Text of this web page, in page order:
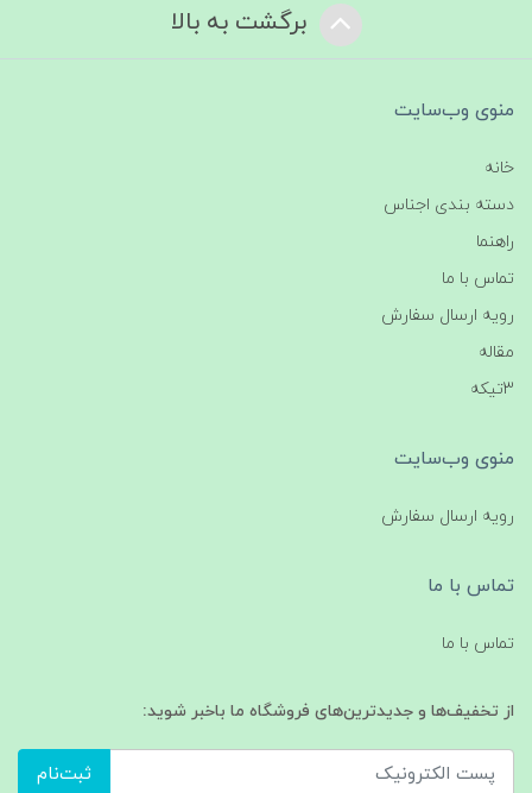
برگشت به بالا
منوی وب‌سایت
خانه
دسته بندی اجناس
راهنما
تماس با ما
رویه ارسال سفارش
مقاله
3تیکه
منوی وب‌سایت
رویه ارسال سفارش
تماس با ما
تماس با ما
از تخفیف‌ها و جدیدترین‌های فروشگاه ما باخبر شوید:
ثبت‌نام